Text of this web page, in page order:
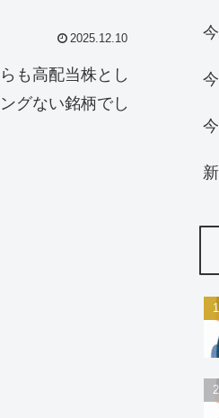
2025.12.10
も高配当株とし
グない銘柄でし